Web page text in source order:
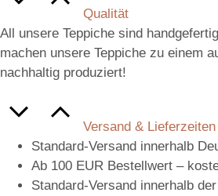
Qualität
All unsere Teppiche sind
machen unsere Teppiche zu einem
nachhaltig produziert!
Versand & Lieferzeiten
Standard-Versand innerhalb
Ab 100 EUR Bestellwert –
Standard-Versand innerhalb